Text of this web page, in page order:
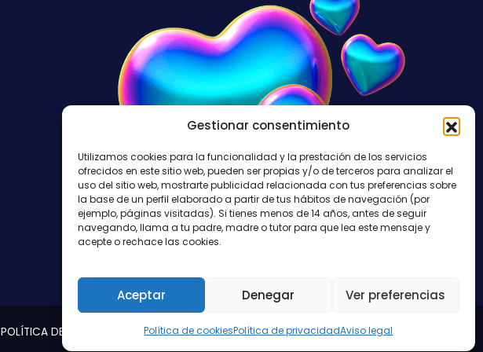
Gestionar consentimiento
Utilizamos cookies para la funcionalidad y la prestación de los servicios
ofrecidos en este sitio web, pueden ser propias y/o de terceros para analizar el
uso del sitio web, mostrarte publicidad relacionada con tus preferencias sobre
la base de un perfil elaborado a partir de tus hábitos de navegación (por
ejemplo, páginas visitadas). Si tienes menos de 14 años, antes de seguir
navegando, llama a tu padre, madre o tutor para que lea este mensaje y
acepte o rechace las cookies.
Aceptar Denegar Ver preferencias
Política de cookiesPolítica de privacidadAviso legal
POLÍTICA DE PRIVACIDAD POLÍTICA DE COOKIESYAVISO LEGAL.